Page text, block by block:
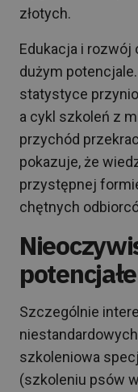
złotych.
Edukacja i
dużym
statystyce
a cykl szkoleń z
przychód
pokazuje, że
przystępnej
chętnych
Szczególnie
szkoleniowa
(szkoleniu psów